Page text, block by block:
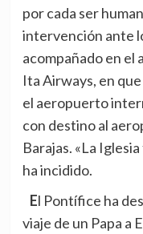
por cada ser
intervención ante
acompañado en el
Ita Airways, en
el aeropuerto
con destino al
Barajas. «La
ha incidido.
El Pontífice ha destacado que se trata del «primer
viaje de un Papa a